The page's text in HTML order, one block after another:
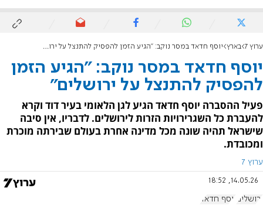
ערוץ 7 בארץ יוסף חדאד במסר נוקב: "הגיע הזמן להפסיק להתנצל על ירושלים"
יוסף חדאד במסר נוקב: "הגיע הזמן
להפסיק להתנצל על ירושלים"
פעיל ההסברה יוסף חדאד הגיע לגן הלאומי בעיר דוד וקרא
להעברת כל השגרירויות הזרות לירושלים. לדבריו, אין סיבה
שישראל תהיה שונה מכל מדינה אחרת בעולם שבירתה מוכרת
ומכובדת.
ערוץ 7
14.05.26, 18:52
ירושלים יוסף חדאד